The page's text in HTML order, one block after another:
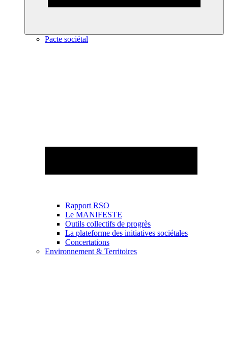
Pacte sociétal
Rapport RSO
Le MANIFESTE
Outils collectifs de progrès
La plateforme des initiatives sociétales
Concertations
Environnement & Territoires